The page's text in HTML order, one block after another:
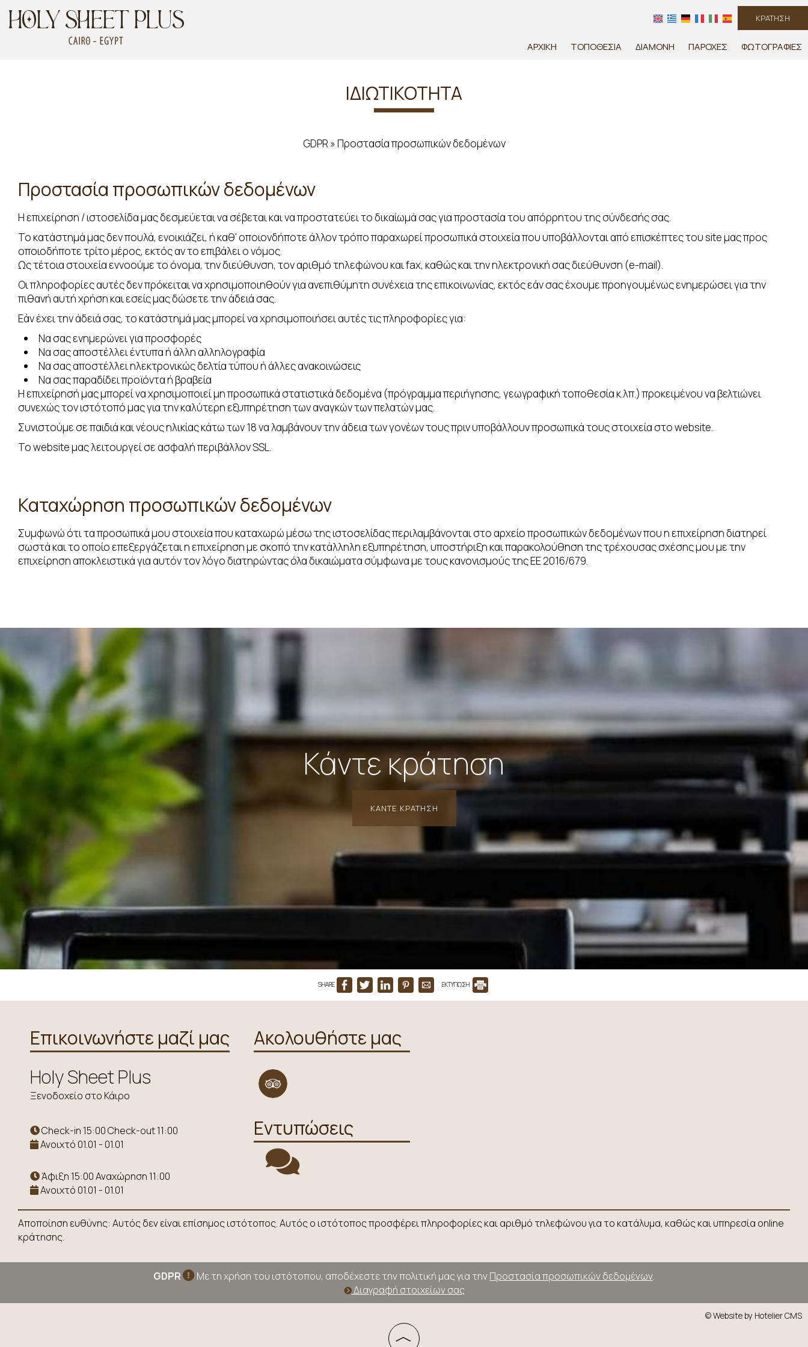
ΚΡΆΤΗΣΗ
ΑΡΧΙΚΉ ΤΟΠΟΘΕΣΊΑ ΔΙΑΜΟΝΉ ΠΑΡΟΧΈΣ ΦΩΤΟΓΡΑΦΊΕΣ
ΙΔΙΩΤΙΚΌΤΗΤΑ
GDPR » Προστασία προσωπικών δεδομένων
Προστασία προσωπικών δεδομένων
Η επιχείρηση / ιστοσελίδα μας δεσμεύεται να σέβεται και να προστατεύει το δικαίωμά σας για προστασία του απόρρητου της σύνδεσής σας.
Το κατάστημά μας δεν πουλά, ενοικιάζει, ή καθ' οποιονδήποτε άλλον τρόπο παραχωρεί προσωπικά στοιχεία που υποβάλλονται από επισκέπτες του site μας προς
οποιοδήποτε τρίτο μέρος, εκτός αν το επιβάλει ο νόμος.
Ως τέτοια στοιχεία εννοούμε το όνομα, την διεύθυνση, τον αριθμό τηλεφώνου και fax, καθώς και την ηλεκτρονική σας διεύθυνση (e-mail).
Οι πληροφορίες αυτές δεν πρόκειται να χρησιμοποιηθούν για ανεπιθύμητη συνέχεια της επικοινωνίας, εκτός εάν σας έχουμε προηγουμένως ενημερώσει για την
πιθανή αυτή χρήση και εσείς μας δώσετε την άδειά σας.
Εάν έχει την άδειά σας, το κατάστημά μας μπορεί να χρησιμοποιήσει αυτές τις πληροφορίες για:
Να σας ενημερώνει για προσφορές
Να σας αποστέλλει έντυπα ή άλλη αλληλογραφία
Να σας αποστέλλει ηλεκτρονικώς δελτία τύπου ή άλλες ανακοινώσεις
Να σας παραδίδει προϊόντα ή βραβεία
Η επιχείρησή μας μπορεί να χρησιμοποιεί μη προσωπικά στατιστικά δεδομένα (πρόγραμμα περιήγησης, γεωγραφική τοποθεσία κ.λπ.) προκειμένου να βελτιώνει
συνεχώς τον ιστότοπό μας για την καλύτερη εξυπηρέτηση των αναγκών των πελατών μας.
Συνιστούμε σε παιδιά και νέους ηλικίας κάτω των 18 να λαμβάνουν την άδεια των γονέων τους πριν υποβάλλουν προσωπικά τους στοιχεία στο website.
Το website μας λειτουργεί σε ασφαλή περιβάλλον SSL.
Καταχώρηση προσωπικών δεδομένων
Συμφωνώ ότι τα προσωπικά μου στοιχεία που καταχωρώ μέσω της ιστοσελίδας περιλαμβάνονται στο αρχείο προσωπικών δεδομένων που η επιχείρηση διατηρεί
σωστά και το οποίο επεξεργάζεται η επιχείρηση με σκοπό την κατάλληλη εξυπηρέτηση, υποστήριξη και παρακολούθηση της τρέχουσας σχέσης μου με την
επιχείρηση αποκλειστικά για αυτόν τον λόγο διατηρώντας όλα δικαιώματα σύμφωνα με τους κανονισμούς της ΕΕ 2016/679.
Κάντε κράτηση
ΚΆΝΤΕ ΚΡΆΤΗΣΗ
SHARE ΕΚΤΥΠΩΣΗ
Επικοινωνήστε μαζί μας
Holy Sheet Plus
Ξενοδοχείο στο Κάιρο
Check-in 15:00 Check-out 11:00
Ανοιχτό 01.01 - 01.01
Άφιξη 15:00 Αναχώρηση 11:00
Ανοιχτό 01.01 - 01.01
Ακολουθήστε μας
Εντυπώσεις
Αποποίηση ευθύνης: Αυτός δεν είναι επίσημος ιστότοπος. Αυτός ο ιστότοπος προσφέρει πληροφορίες και αριθμό τηλεφώνου για το κατάλυμα, καθώς και υπηρεσία online
κράτησης.
GDPR Με τη χρήση του ιστότοπου, αποδέχεστε την πολιτική μας για τηνΠροστασία προσωπικών δεδομένων.
Διαγραφή στοιχείων σας
© Website by Hotelier CMS
︿